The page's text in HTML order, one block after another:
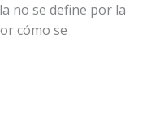
no se define por la
cómo se